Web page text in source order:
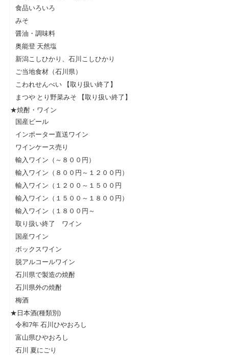
食品いろいろ
みそ
醤油・調味料
奥能登 天然塩
新潟こしひかり、石川こしひかり
ご当地食材（石川県）
こわれせんべい 【取り扱い終了】
まつや とり野菜みそ 【取り扱い終了】
★焼酎・ワイン
国産ビール
インポーター直送ワイン
ワインケース売り
輸入ワイン（～８００円）
輸入ワイン（８００円～１２００円）
輸入ワイン（１２００～１５００円
輸入ワイン（１５００～１８００円）
輸入ワイン（１８００円～
取り扱い終了 ワイン
国産ワイン
ボックスワイン
脱アルコールワイン
石川県で製造の焼酎
石川県外の焼酎
梅酒
★日本酒(種類別)
令和7年 石川ひやおろし
富山県ひやおろし
石川 夏にごり